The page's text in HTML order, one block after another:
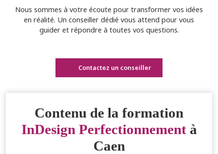
Nous sommes à votre écoute pour transformer vos idées
en réalité. Un conseiller dédié vous attend pour vous
guider et répondre à toutes vos questions.
Contactez un conseiller
Contenu de la formation
InDesign Perfectionnementà
Caen